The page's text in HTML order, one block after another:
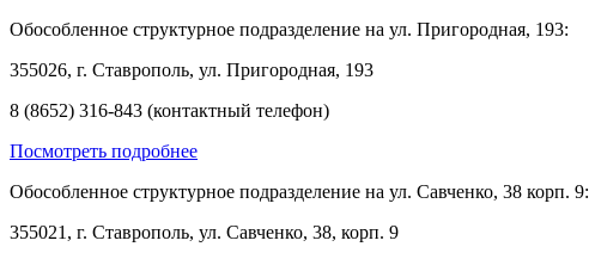
Обособленное структурное подразделение на ул. Пригородная, 193:
355026, г. Ставрополь, ул. Пригородная, 193
8 (8652) 316-843 (контактный телефон)
Посмотреть подробнее
Обособленное структурное подразделение на ул. Савченко, 38 корп. 9:
355021, г. Ставрополь, ул. Савченко, 38, корп. 9